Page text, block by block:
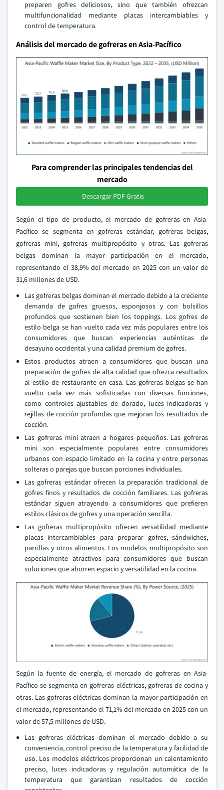
preparen gofres deliciosos, sino que también ofrezcan
multifuncionalidad mediante placas intercambiables y
control de temperatura.
Análisis del mercado de gofreras en Asia-Pacífico
Para comprender las principales tendencias del
mercado
Descargar PDF Gratis
Según el tipo de producto, el mercado de gofreras en Asia-
Pacífico se segmenta en gofreras estándar, gofreras belgas,
gofreras mini, gofreras multipropósito y otras. Las gofreras
belgas dominan la mayor participación en el mercado,
representando el 38,9% del mercado en 2025 con un valor de
31,6 millones de USD.
Las gofreras belgas dominan el mercado debido a la creciente
demanda de gofres gruesos, esponjosos y con bolsillos
profundos que sostienen bien los toppings. Los gofres de
estilo belga se han vuelto cada vez más populares entre los
consumidores que buscan experiencias auténticas de
desayuno occidental y una calidad premium de gofres.
Estos productos atraen a consumidores que buscan una
preparación de gofres de alta calidad que ofrezca resultados
al estilo de restaurante en casa. Las gofreras belgas se han
vuelto cada vez más sofisticadas con diversas funciones,
como controles ajustables de dorado, luces indicadoras y
rejillas de cocción profundas que mejoran los resultados de
cocción.
Las gofreras mini atraen a hogares pequeños. Las gofreras
mini son especialmente populares entre consumidores
urbanos con espacio limitado en la cocina y entre personas
solteras o parejas que buscan porciones individuales.
Las gofreras estándar ofrecen la preparación tradicional de
gofres finos y resultados de cocción familiares. Las gofreras
estándar siguen atrayendo a consumidores que prefieren
estilos clásicos de gofres y una operación sencilla.
Las gofreras multipropósito ofrecen versatilidad mediante
placas intercambiables para preparar gofres, sándwiches,
parrillas y otros alimentos. Los modelos multipropósito son
especialmente atractivos para consumidores que buscan
soluciones que ahorren espacio y versatilidad en la cocina.
Según la fuente de energía, el mercado de gofreras en Asia-
Pacífico se segmenta en gofreras eléctricas, gofreras de cocina y
otras. Las gofreras eléctricas dominan la mayor participación en
el mercado, representando el 71,1% del mercado en 2025 con un
valor de 57,5 millones de USD.
Las gofreras eléctricas dominan el mercado debido a su
conveniencia, control preciso de la temperatura y facilidad de
uso. Los modelos eléctricos proporcionan un calentamiento
preciso, luces indicadoras y regulación automática de la
temperatura que garantizan resultados de cocción